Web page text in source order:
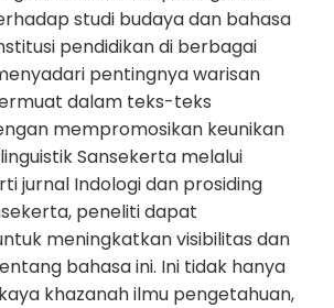
studi budaya dan bahasa
pendidikan di berbagai
pentingnya warisan
dalam teks-teks
mempromosikan keunikan
Sansekerta melalui
jurnal Indologi dan prosiding
peneliti dapat
meningkatkan visibilitas dan
bahasa ini. Ini tidak hanya
khazanah ilmu pengetahuan,